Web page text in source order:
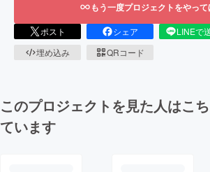
もう一度プロジェクトをやっ
ポスト シェア LINEで
埋め込み
QRコード
このプロジェクトを見た人はこ
ています